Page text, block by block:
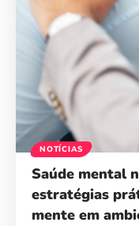
NOTÍCIAS
Saúde mental
estratégias
mente em